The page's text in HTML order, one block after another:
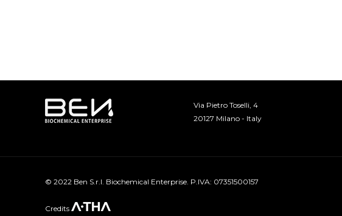
Via Pietro Toselli, 4
20127 Milano - Italy
© 2022 Ben S.r.l. Biochemical Enterprise. P.IVA: 07351500157
Credits